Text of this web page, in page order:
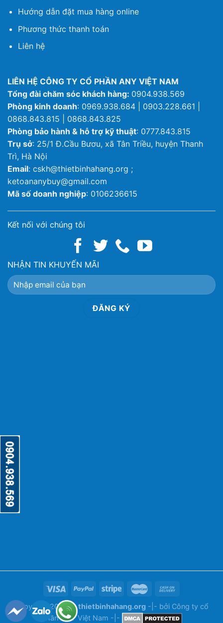
Hướng dẫn đặt mua hàng online
Phương thức thanh toán
Liên hệ
LIÊN HỆ CÔNG TY CỔ PHẦN ANY VIỆT NAM
Tổng đài chăm sóc khách hàng: 0904.938.569
Phòng kinh doanh: 0969.938.684 | 0903.228.661 |
0868.843.815 | 0868.843.825
Phòng bảo hành & hỗ trợ kỹ thuật: 0777.843.815
Trụ sở: 25/1 Đ.Cầu Bươu, xã Tân Triều, huyện Thanh
Trì, Hà Nội
Email: cskh@thietbinhahang.org ;
ketoananybuy@gmail.com
Mã số doanh nghiệp: 0106236615
Kết nối với chúng tôi
NHẬN TIN KHUYẾN MÃI
Copyright 2026 ©thietbinhahang.org -|- bởi Công ty cổ
phần ANY Việt Nam -|-